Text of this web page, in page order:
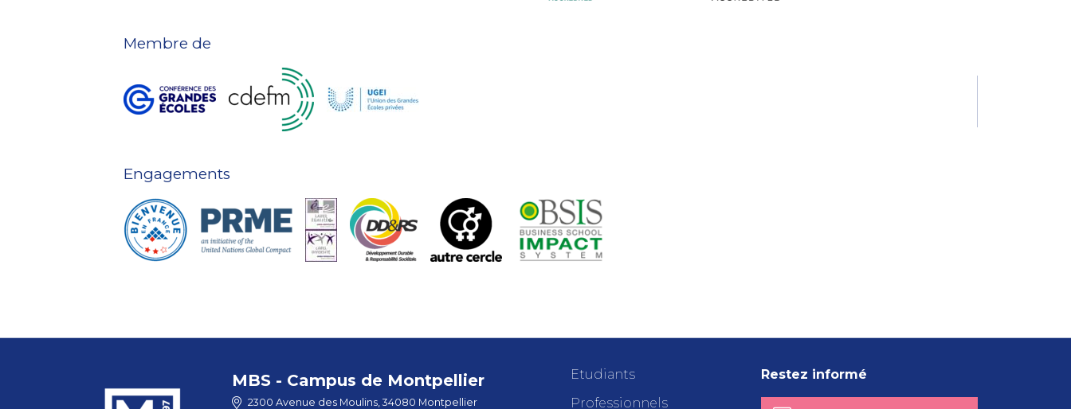
Membre de
Engagements
MBS - Campus de Montpellier
2300 Avenue des Moulins, 34080 Montpellier
Etudiants
Professionnels
Restez informé